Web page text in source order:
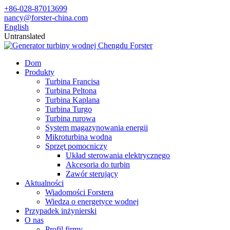
+86-028-87013699
nancy@forster-china.com
English
Untranslated
Dom
Produkty
Turbina Francisa
Turbina Peltona
Turbina Kaplana
Turbina Turgo
Turbina rurowa
System magazynowania energii
Mikroturbina wodna
Sprzęt pomocniczy
Układ sterowania elektrycznego
Akcesoria do turbin
Zawór sterujący
Aktualności
Wiadomości Forstera
Wiedza o energetyce wodnej
Przypadek inżynierski
O nas